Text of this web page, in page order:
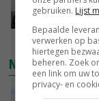
NIEUWSTE
gebruiken. Lijst
Bepaalde
verwerken op
hiertegen
beheren. Zoek
een link om uw
privacy- en